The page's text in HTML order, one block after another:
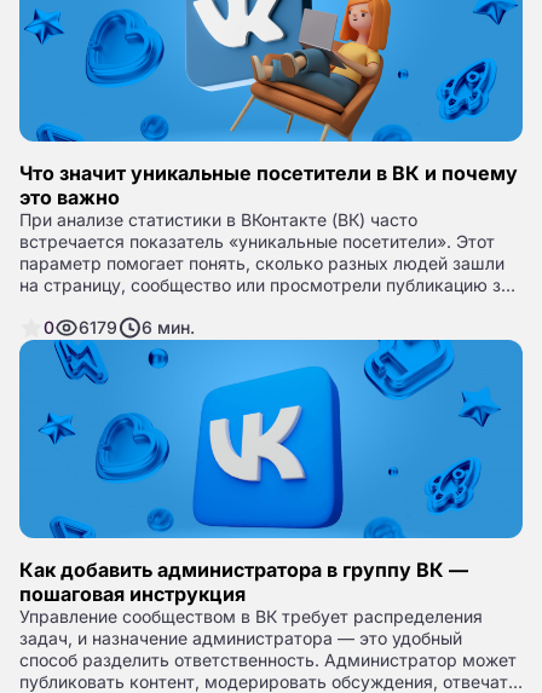
Что значит уникальные посетители в ВК и почему
это важно
При анализе статистики в ВКонтакте (ВК) часто
встречается показатель «уникальные посетители». Этот
параметр помогает понять, сколько разных людей зашли
на страницу, сообщество или просмотрели публикацию за
0
6179 6 мин.
Как добавить администратора в группу ВК —
пошаговая инструкция
Управление сообществом в ВК требует распределения
задач, и назначение администратора — это удобный
способ разделить ответственность. Администратор может
публиковать контент, модерировать обсуждения, отвечать